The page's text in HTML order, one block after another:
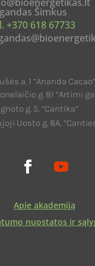
Šimkus
+370 618 67733
a. 1 “Ananda Cacao”
g. 81 “Artimi
g. 5, “Cantika”
Uosto g. 8A,
Apie akademiją
nuostatos ir